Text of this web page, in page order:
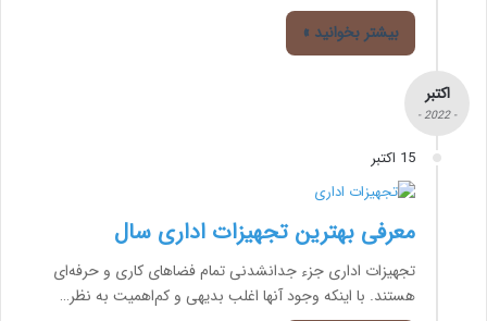
بیشتر بخوانید »
اکتبر
- 2022 -
15 اکتبر
معرفی بهترین تجهیزات اداری سال
تجهیزات اداری جزء جدانشدنی تمام فضاهای کاری و حرفه‌ای
هستند. با اینکه وجود آنها اغلب بدیهی و کم‌اهمیت به نظر…